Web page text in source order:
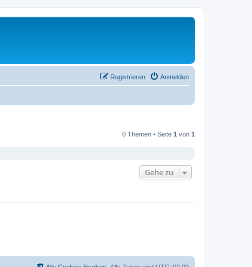
Anmelden
Registrieren
0 Themen • Seite 1 von 1
Gehe zu